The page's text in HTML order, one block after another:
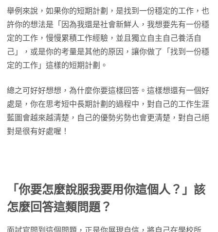
舉例來說，如果你的短期計劃，是找到一份穩定的工作，也
許你的想法是「因為我還是社會新鮮人，我想要先有一份穩
定的工作，慢慢累積工作經驗，並且獨立自主自己養活自
己」，或是你的考量是其他的原因，讓你做了「找到一份穩
定的工作」這樣的短期計劃。
總之可好好想想，為什麼你要這樣回答。這樣想還有一個好
處是，你在思考短中長期計劃的過程中，對自己的工作生涯
藍圖會越來越清楚，自己的優勢劣勢也會更清楚，對自己絕
對是很有好處喔！
「你要怎麼說服我要用你這個人？」該
怎麼回答這類問題 ？
面試官問到這個問題，正是你展現自信，將自己在學校所